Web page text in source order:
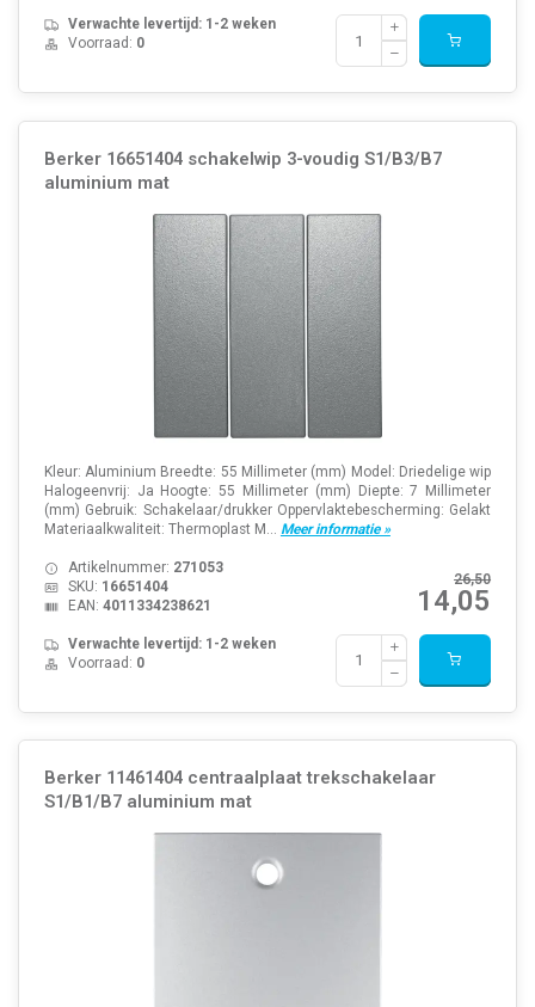
Verwachte levertijd: 1-2 weken
Voorraad: 0
Berker 16651404 schakelwip 3-voudig S1/B3/B7
aluminium mat
Kleur: Aluminium Breedte: 55 Millimeter (mm) Model: Driedelige wip
Halogeenvrij: Ja Hoogte: 55 Millimeter (mm) Diepte: 7 Millimeter
(mm) Gebruik: Schakelaar/drukker Oppervlaktebescherming: Gelakt
Materiaalkwaliteit: Thermoplast M... Meer informatie »
26,50
14,05
Artikelnummer: 271053
SKU: 16651404
EAN: 4011334238621
Verwachte levertijd: 1-2 weken
Voorraad: 0
Berker 11461404 centraalplaat trekschakelaar
S1/B1/B7 aluminium mat